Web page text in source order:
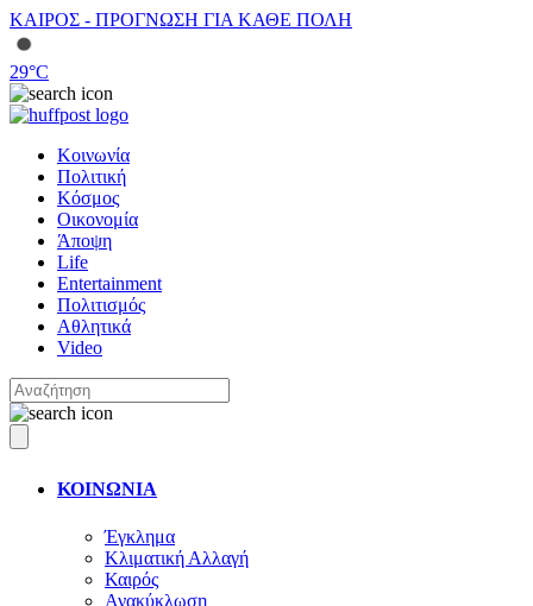
ΚΑΙΡΟΣ - ΠΡΟΓΝΩΣΗ ΓΙΑ ΚΑΘΕ ΠΟΛΗ
29°C
Κοινωνία
Πολιτική
Κόσμος
Οικονομία
Άποψη
Life
Entertainment
Πολιτισμός
Αθλητικά
Video
ΚΟΙΝΩΝΙΑ
Έγκλημα
Κλιματική Αλλαγή
Καιρός
Ανακύκλωση